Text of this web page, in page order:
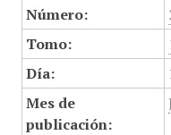
Número:
Tomo:
Día:
Mes de
publicación: